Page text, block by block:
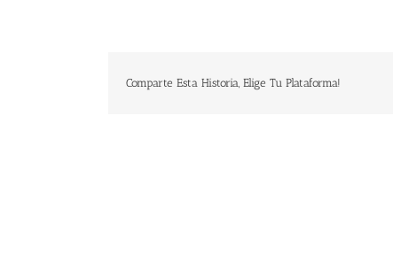
Comparte Esta Historia, Elige Tu Plataforma!